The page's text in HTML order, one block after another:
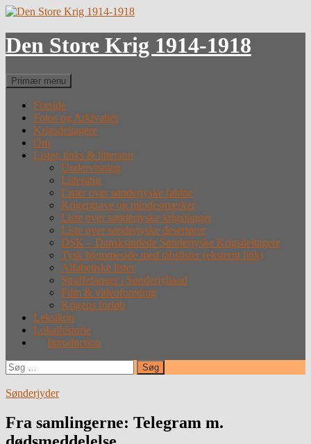
Hop
indhold
Den Store Krig 1914-1918
Søg
Primær menu
Forside
Fotos og Arkivalier
Krigsdeltagere
Om
Lister, links & litteratur
Undervisning
Litteratur
Lister over sønderjyske faldne
Krigergrave og mindesmærker
Liste over sønderjyske krigsfanger
Liste over sønderjyske desertører
DSK – Dansksindede Sønderjyske Krigsdeltagere
Tysk hjemmeside med tabslister (eksternt link)
Alfabetiske lister
Straffefanger i Sønderjylland
Film & videoforedrag
Krigens forløb
Leksikon
Lokalhistorie
Introduction
Søg
efter:
Sønderjyder
Fra samlingerne: Telegram m.